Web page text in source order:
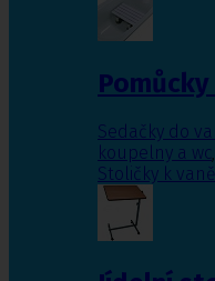
Sedačky do
koupelny a wc,
Stoličky k vaně